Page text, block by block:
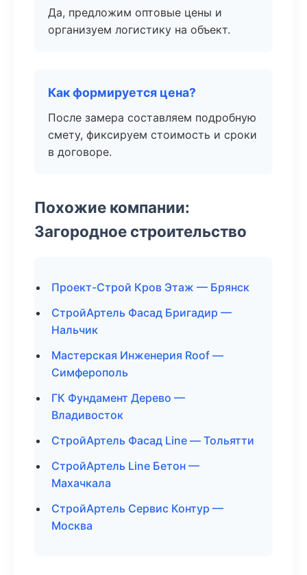
Да, предложим оптовые цены и
организуем логистику на объект.
Как формируется цена?
После замера составляем подробную
смету, фиксируем стоимость и сроки
в договоре.
Похожие компании:
Загородное строительство
Проект-Строй Кров Этаж — Брянск
СтройАртель Фасад Бригадир —
Нальчик
Мастерская Инженерия Roof —
Симферополь
ГК Фундамент Дерево —
Владивосток
СтройАртель Фасад Line — Тольятти
СтройАртель Line Бетон —
Махачкала
СтройАртель Сервис Контур —
Москва